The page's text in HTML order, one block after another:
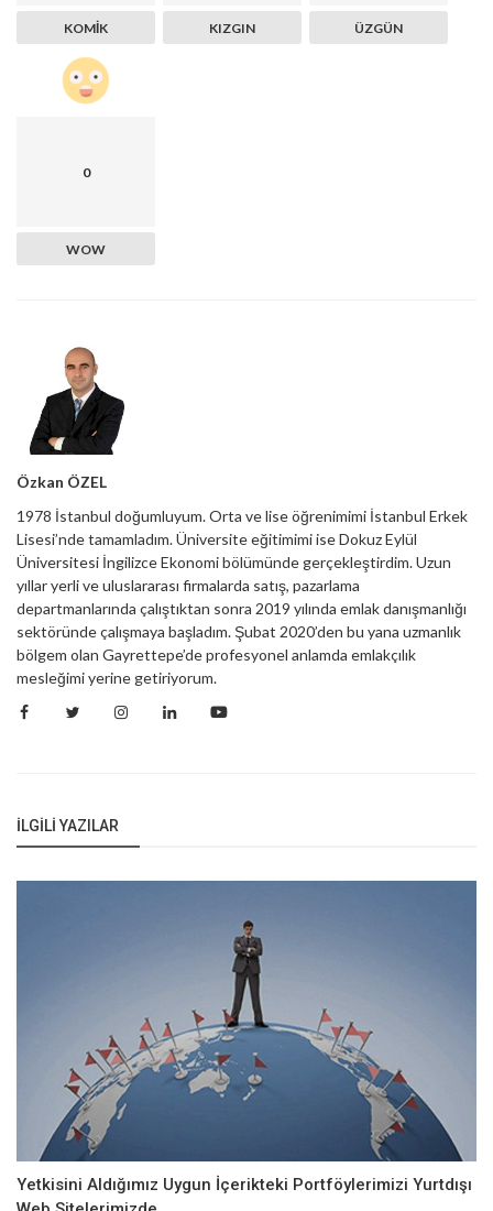
KOMIK KIZGIN ÜZGÜN
0
WOW
Özkan ÖZEL
1978 İstanbul doğumluyum. Orta ve lise öğrenimimi İstanbul Erkek
Lisesi’nde tamamladım. Üniversite eğitimimi ise Dokuz Eylül
Üniversitesi İngilizce Ekonomi bölümünde gerçekleştirdim. Uzun
yıllar yerli ve uluslararası firmalarda satış, pazarlama
departmanlarında çalıştıktan sonra 2019 yılında emlak danışmanlığı
sektöründe çalışmaya başladım. Şubat 2020’den bu yana uzmanlık
bölgem olan Gayrettepe’de profesyonel anlamda emlakçılık
mesleğimi yerine getiriyorum.
İLGILI YAZILAR
Yetkisini Aldığımız Uygun İçerikteki Portföylerimizi Yurtdışı